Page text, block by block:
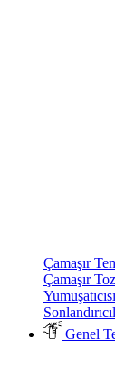
Çamaşır
Çamaşır
Yumuşatıcısı
Genel